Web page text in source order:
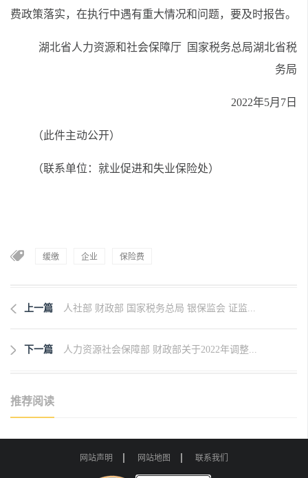
费政策落实，在执行中遇有重大情况和问题，要及时报告。
湖北省人力资源和社会保障厅 国家税务总局湖北省税
务局
2022年5月7日
（此件主动公开）
（联系单位：就业促进和失业保险处）
缓缴 企业 保险费
上一篇 人社部 财政部 国家税务总局 银保监会 证监...
下一篇 人力资源社会保障部 财政部关于2022年调整...
推荐阅读
网站声明 网站地图 联系我们